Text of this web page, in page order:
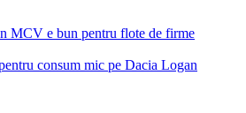
MCV e bun pentru flote de firme
consum mic pe Dacia Logan